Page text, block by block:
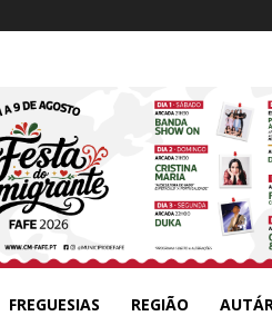
FREGUESIAS REGIÃO